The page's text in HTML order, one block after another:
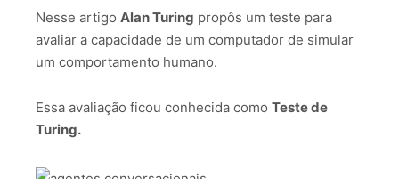
Nesse artigo Alan Turing propôs um teste para
avaliar a capacidade de um computador de simular
um comportamento humano.
Essa avaliação ficou conhecida como Teste de
Turing.